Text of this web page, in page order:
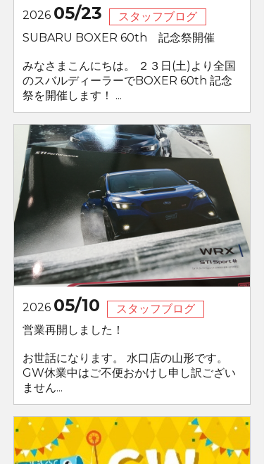
2026 05/23
スタッフブログ
SUBARU BOXER 60th 記念祭開催
みなさまこんにちは。 ２３日(土)より全国
のスバルディーラーでBOXER 60th 記念
祭を開催します！ ...
2026 05/10
スタッフブログ
営業再開しました！
お世話になります。 水口店の山形です。
GW休業中はご不便おかけし申し訳ござい
ません...